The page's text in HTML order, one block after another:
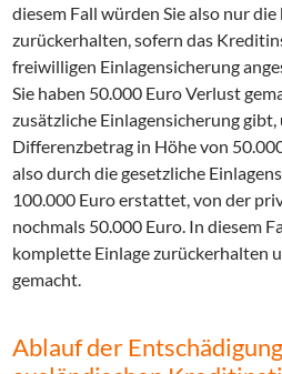
diesem Fall würden Sie also nur
zurückerhalten, sofern das
freiwilligen Einlagensicherung
Sie haben 50.000 Euro Verlust
zusätzliche Einlagensicherung
Differenzbetrag in Höhe von
also durch die gesetzliche
100.000 Euro erstattet, von der
nochmals 50.000 Euro. In diesem
komplette Einlage zurückerhalten
gemacht.
Ablauf der